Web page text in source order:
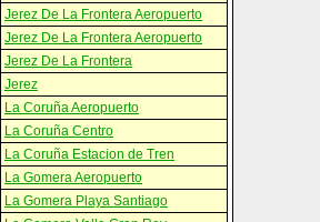
Jerez De La Frontera Aeropuerto
Jerez De La Frontera Aeropuerto
Jerez De La Frontera
Jerez
La Coruña Aeropuerto
La Coruña Centro
La Coruña Estacion de Tren
La Gomera Aeropuerto
La Gomera Playa Santiago